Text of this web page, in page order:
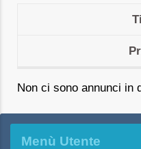
Non ci sono annunci in
Menù Utente